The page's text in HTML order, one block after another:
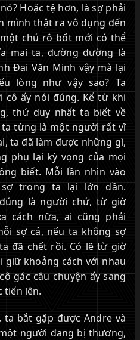
Hoặc tệ hơn, là sợ phải
mình thật ra vô dụng đến
chú rô bốt mới có thể
mai ta, đường đường là
Đai Văn Minh vậy mà lại
lòng như vậy sao? Ta
cô ấy nói đúng. Kể từ khi
thứ duy nhất ta biết về
từng là một người rất vĩ
ta đã làm được những gì,
phụ lại kỳ vọng của mọi
biết. Mỗi lần nhìn vào
trong ta lại lớn dần.
là người chứ, từ giờ
cách nữa, ai cũng phải
sợ cả, nếu ta không sợ
đã chết rồi. Có lẽ từ giờ
giữ khoảng cách với nhau
gác câu chuyện ấy sang
tiến lên.
bắt gặp được Andre và
người đang bị thương,